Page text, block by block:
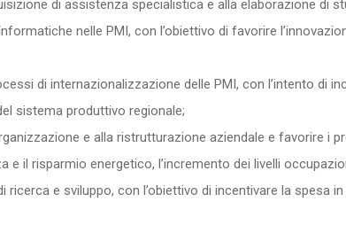
di assistenza specialistica e alla elaborazione di
nelle PMI, con l’obiettivo di favorire
di internazionalizzazione delle PMI, con l’intento di
sistema produttivo regionale;
e alla ristrutturazione aziendale e favorire i
e il risparmio energetico, l’incremento dei livelli
e sviluppo, con l’obiettivo di incentivare la spesa